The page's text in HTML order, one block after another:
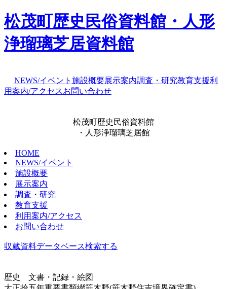
松茂町歴史民俗資料館・人形
浄瑠璃芝居資料館
NEWS/イベント 施設概要展示案内調査・研究教育支援利
用案内/アクセスお問い合わせ
松茂町歴史民俗資料館
・人形浄瑠璃芝居館
HOME
NEWS/イベント
施設概要
展示案内
調査・研究
教育支援
利用案内/アクセス
お問い合わせ
収蔵資料データベース検索する
歴史
文書・記録・絵図